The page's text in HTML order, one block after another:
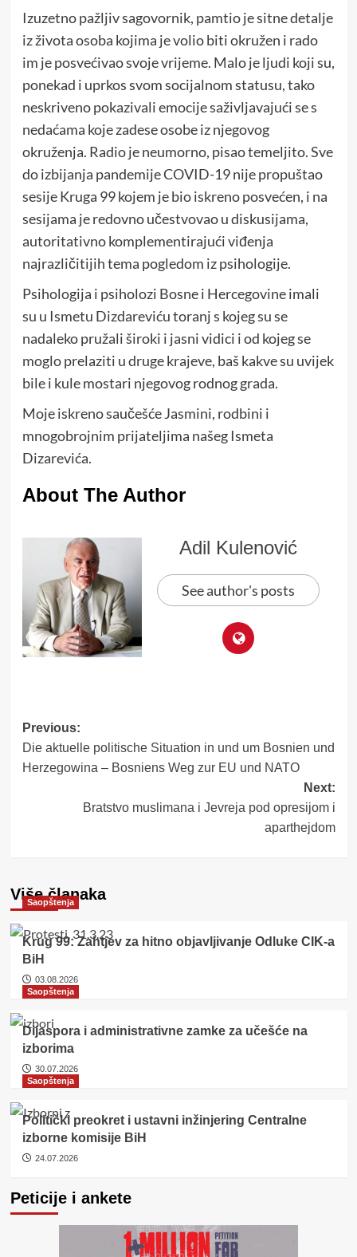
Izuzetno pažljiv sagovornik, pamtio je sitne detalje
iz života osoba kojima je volio biti okružen i rado
im je posvećivao svoje vrijeme. Malo je ljudi koji su,
ponekad i uprkos svom socijalnom statusu, tako
neskriveno pokazivali emocije saživljavajući se s
nedaćama koje zadese osobe iz njegovog
okruženja. Radio je neumorno, pisao temeljito. Sve
do izbijanja pandemije COVID-19 nije propuštao
sesije Kruga 99 kojem je bio iskreno posvećen, i na
sesijama je redovno učestvovao u diskusijama,
autoritativno komplementirajući viđenja
najrazličitijih tema pogledom iz psihologije.
Psihologija i psiholozi Bosne i Hercegovine imali
su u Ismetu Dizdareviću toranj s kojeg su se
nadaleko pružali široki i jasni vidici i od kojeg se
moglo prelaziti u druge krajeve, baš kakve su uvijek
bile i kule mostari njegovog rodnog grada.
Moje iskreno saučešće Jasmini, rodbini i
mnogobrojnim prijateljima našeg Ismeta
Dizarevića.
About The Author
Adil Kulenović
See author's posts
Post
navigation
Previous:
Die aktuelle politische Situation in und um Bosnien und
Herzegowina – Bosniens Weg zur EU und NATO
Next:
Bratstvo muslimana i Jevreja pod opresijom i
aparthejdom
Više članaka
Saopštenja
Krug 99: Zahtjev za hitno objavljivanje Odluke CIK-a
BiH
03.08.2026
Saopštenja
Dijaspora i administrativne zamke za učešće na
izborima
30.07.2026
Saopštenja
Politički preokret i ustavni inžinjering Centralne
izborne komisije BiH
24.07.2026
Peticije i ankete